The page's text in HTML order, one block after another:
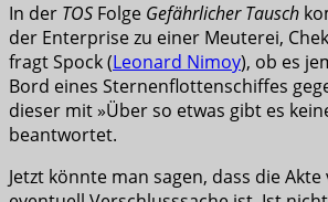
In der TOS Folge Gefährlicher Tausch
der Enterprise zu einer Meuterei,
fragt Spock (Leonard Nimoy), ob es
Bord eines Sternenflottenschiffes
dieser mit »Über so etwas gibt es
beantwortet.
Jetzt könnte man sagen, dass die